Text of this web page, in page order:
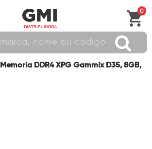
0
Memoria DDR4 XPG Gammix D35, 8GB,